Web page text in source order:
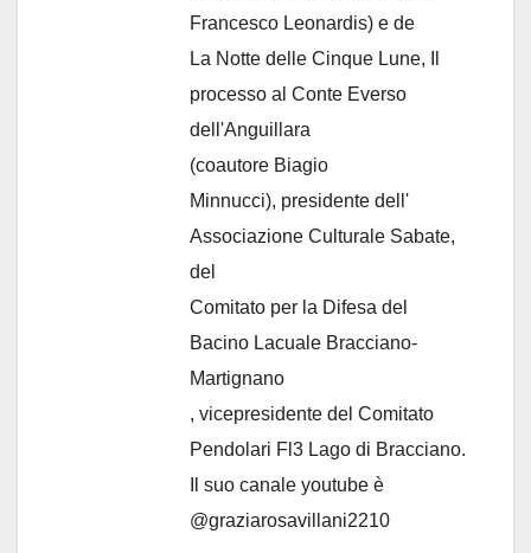
Francesco Leonardis) e de
La Notte delle Cinque Lune, Il
processo al Conte Everso
dell'Anguillara
(coautore Biagio
Minnucci), presidente dell'
Associazione Culturale Sabate,
del
Comitato per la Difesa del
Bacino Lacuale Bracciano-
Martignano
, vicepresidente del Comitato
Pendolari Fl3 Lago di Bracciano.
Il suo canale youtube è
@graziarosavillani2210